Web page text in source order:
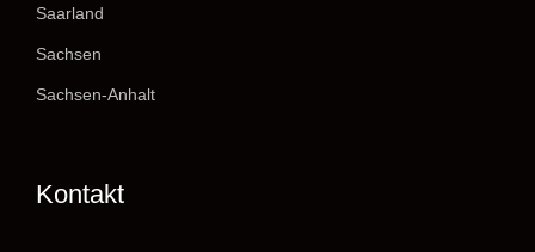
Saarland
Sachsen
Sachsen-Anhalt
Kontakt